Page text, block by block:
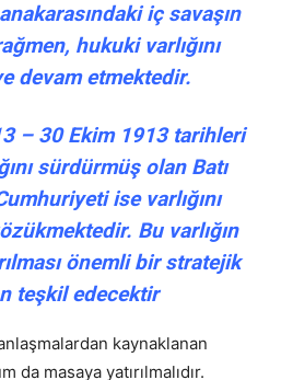
iç savaşın
hukuki varlığını
devam etmektedir.
– 30 Ekim 1913 tarihleri
sürdürmüş olan Batı
ise varlığını
Bu varlığın
önemli bir stratejik
teşkil edecektir
kaynaklanan
da masaya yatırılmalıdır.